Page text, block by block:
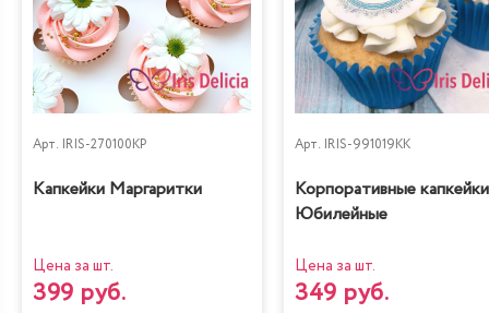
Арт. IRIS-270100KP
Капкейки Маргаритки
Цена за шт.
399 руб.
Арт. IRIS-991019KK
Корпоративные капкейки
Юбилейные
Цена за шт.
349 руб.